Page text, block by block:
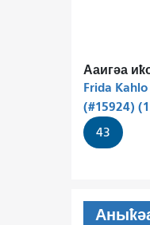
Ааигәа
Frida
(#15924)
43